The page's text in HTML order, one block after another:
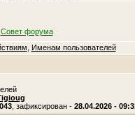
Совет форума
Именам пользователей
, зафиксирован - 28.04.2026 -